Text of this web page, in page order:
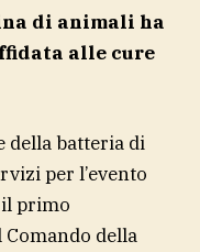
di animali ha
alle cure
della batteria di
per l’evento
il primo
Comando della